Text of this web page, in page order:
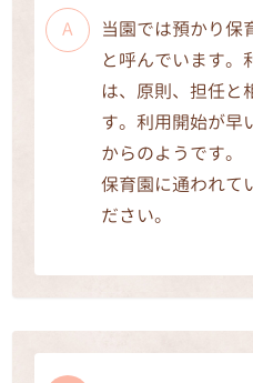
当園では預かり保
と呼んでいます。
は、原則、担任と
す。利用開始が早
からのようです。
保育園に通われて
ださい。